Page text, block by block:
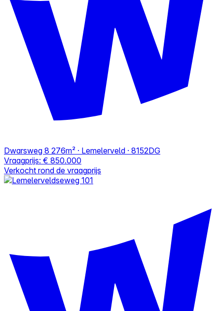
Dwarsweg 8 276m² · Lemelerveld · 8152DG
Vraagprijs: € 850.000
Verkocht rond de vraagprijs